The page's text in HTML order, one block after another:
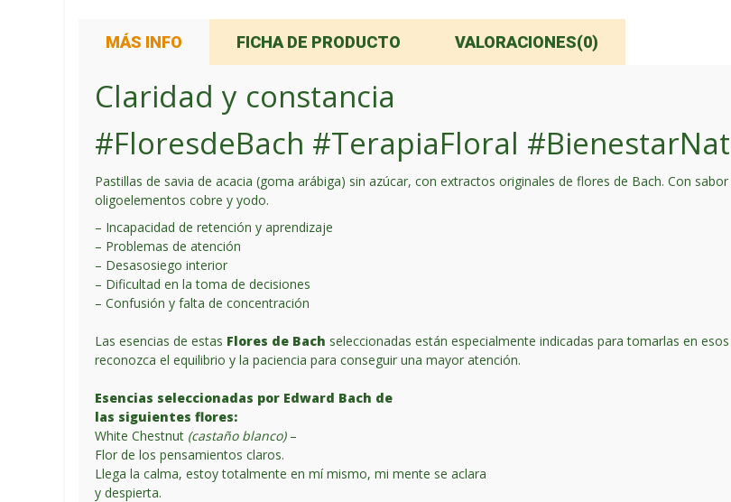
MÁS INFO FICHA DE PRODUCTO VALORACIONES(0)
Claridad y constancia
#FloresdeBach #TerapiaFloral
Pastillas de savia de acacia (goma arábiga) sin azúcar, con extractos originales de flores de Bach. Con
oligoelementos cobre y yodo.
– Incapacidad de retención y aprendizaje
– Problemas de atención
– Desasosiego interior
– Dificultad en la toma de decisiones
– Confusión y falta de concentración
Las esencias de estas Flores de Bach seleccionadas están especialmente indicadas para tomarlas en
reconozca el equilibrio y la paciencia para conseguir una mayor atención.
Esencias seleccionadas por Edward Bach de
las siguientes flores:
White Chestnut (castaño blanco)–
Flor de los pensamientos claros.
Llega la calma, estoy totalmente en mí mismo, mi mente se aclara
y despierta.